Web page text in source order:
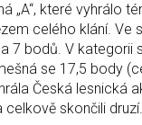
„A“, které vyhrálo
celého klání.
7 bodů. V
se 17,5 body
Česká lesnická
celkově skončili druzí.